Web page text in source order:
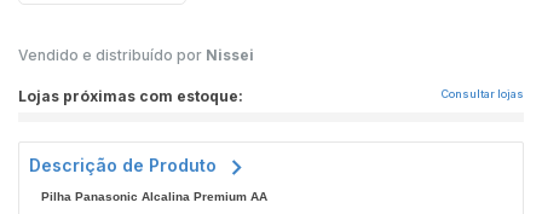
Vendido e distribuído por Nissei
Lojas próximas com estoque: Consultar lojas
Descrição de Produto
Pilha Panasonic Alcalina Premium AA